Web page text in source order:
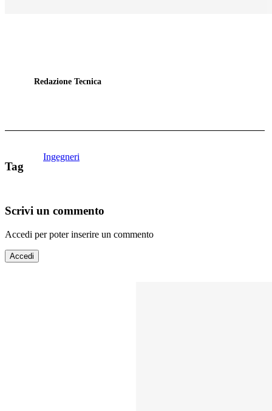
Redazione Tecnica
Tag
Ingegneri
Scrivi un commento
Accedi per poter inserire un commento
Accedi